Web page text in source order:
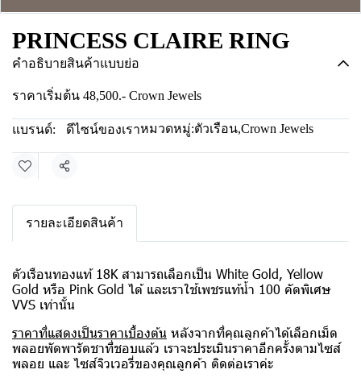
PRINCESS CLAIRE RING
คำอธิบายสินค้าแบบย่อ
ราคาเริ่มต้น 48,500.- Crown Jewels
แบรนด์: ดีไซน์ของเราหมวดหมู่:ตัวเรือน,Crown Jewels
แชร์
รายละเอียดสินค้า
ตัวเรือนทองแท้ 18K สามารถเลือกเป็น White Gold, Yellow
Gold หรือ Pink Gold ได้ และเราใช้เพชรแท้น้ำ 100 คัดพิเศษ
VVS เท่านั้น
ราคาที่แสดงเป็นราคาเบื้องต้น หลังจากที่คุณลูกค้าได้เลือกเม็ด
พลอยพัดพารัดชาที่ชอบแล้ว เราจะประเมินราคาอีกครั้งตามไซส์
พลอย และ ไซส์จิวเวอรี่ของคุณลูกค้า ติดต่อเราค่ะ